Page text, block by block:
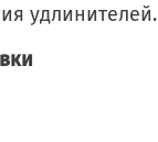
удлинителей.